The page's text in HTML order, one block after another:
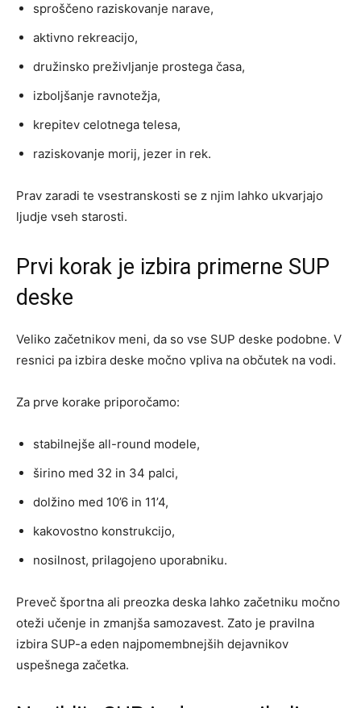
sproščeno raziskovanje narave,
aktivno rekreacijo,
družinsko preživljanje prostega časa,
izboljšanje ravnotežja,
krepitev celotnega telesa,
raziskovanje morij, jezer in rek.
Prav zaradi te vsestranskosti se z njim lahko ukvarjajo
ljudje vseh starosti.
Prvi korak je izbira primerne SUP
deske
Veliko začetnikov meni, da so vse SUP deske podobne. V
resnici pa izbira deske močno vpliva na občutek na vodi.
Za prve korake priporočamo:
stabilnejše all-round modele,
širino med 32 in 34 palci,
dolžino med 10’6 in 11’4,
kakovostno konstrukcijo,
nosilnost, prilagojeno uporabniku.
Preveč športna ali preozka deska lahko začetniku močno
oteži učenje in zmanjša samozavest. Zato je pravilna
izbira SUP-a eden najpomembnejših dejavnikov
uspešnega začetka.